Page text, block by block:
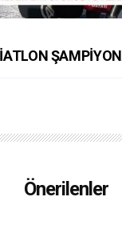
Önerilenler